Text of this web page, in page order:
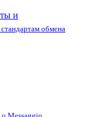
и
обмена